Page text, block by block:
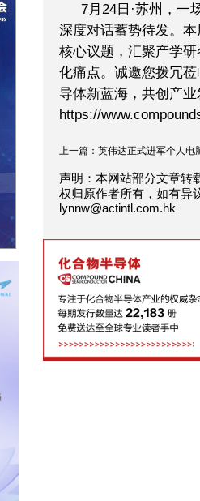
7月24日·苏州，一
深度对话蓄势待发。
核心议题，汇聚产学
化痛点。诚邀您拨冗
导体新蓝海，共创产
https://
上一篇：英伟达正式进军个人电
声明：本网站部分文章转
权归原作者所有，如有异
lynnw@actintl.com.hk